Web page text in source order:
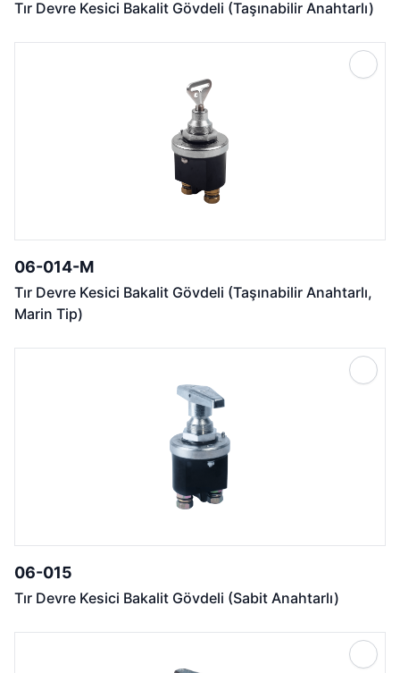
Tır Devre Kesici Bakalit Gövdeli (Taşınabilir Anahtarlı)
06-014-M
Tır Devre Kesici Bakalit Gövdeli (Taşınabilir Anahtarlı,
Marin Tip)
06-015
Tır Devre Kesici Bakalit Gövdeli (Sabit Anahtarlı)